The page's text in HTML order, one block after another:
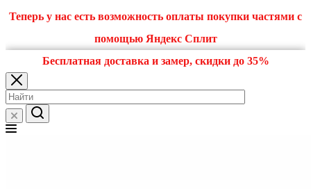
Теперь у нас есть возможность оплаты покупки частями с
помощью Яндекс Сплит
Бесплатная доставка и замер, скидки до 35%